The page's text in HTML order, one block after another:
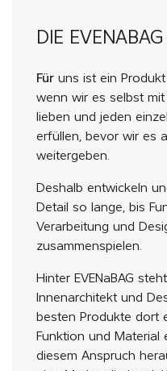
DIE
Für uns ist ein
wenn wir es selbst
lieben und jeden
erfüllen, bevor wir es
weitergeben.
Deshalb entwickeln
Detail so lange, bis
Verarbeitung und
zusammenspielen.
Hinter EVENaBAG
Innenarchitekt und
besten Produkte dort
Funktion und Material
diesem Anspruch